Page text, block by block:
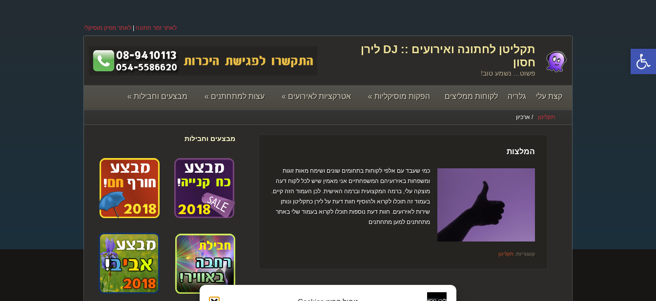
פתח סרגל נגישות
לאתר זמר חתונה לאתר מפיק מוסיקלי
תקליטן לחתונה ואירועים :: DJ לירן
חסון
פשוט… נשמע טוב!
קצת עלי גלריה לקוחות ממליצים הפקות מוסיקליות » אטרקציות לאירועים » עצות למתחתנים » מבצעים וחבילות »
יצירת קשר
תקליטן / ארכיון
המלצות
כמי שעבד עם אלפי לקוחות בתחומים שונים ושימח מאות זוגות
ומשפחות באירועיהם המשפחתיים אני מאמין שיש לכל לקוח דעה
מוצקה עלי, ברמה המקצועית וברמה האישית. לכן העמוד הזה קיים.
בעמוד זה תוכלו לקרוא ולהוסיף חוות דעת על לירן כתקליטן ונותן
שירות לאירועים. חוות דעת נוספות תוכלו לקרוא בעמוד שלי באתר
מתחתנים למען מתחתנים
קטגוריות: תקליטן
מבצעים וחבילות